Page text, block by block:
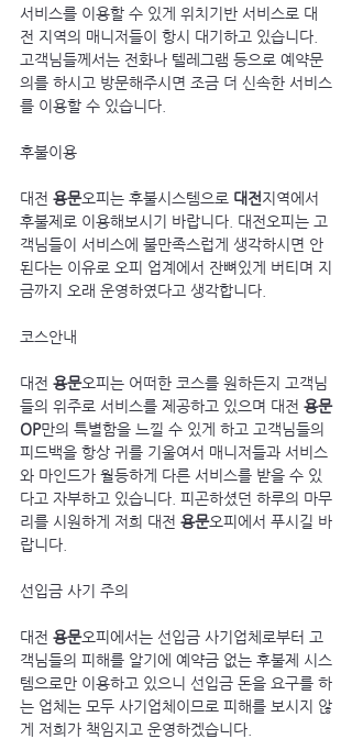
서비스를 이용할 수 있게 위치기반 서비스로 대
전 지역의 매니저들이 항시 대기하고 있습니다.
고객님들께서는 전화나 텔레그램 등으로 예약문
의를 하시고 방문해주시면 조금 더 신속한 서비스
를 이용할 수 있습니다.
후불이용
대전 용문오피는 후불시스템으로 대전지역에서
후불제로 이용해보시기 바랍니다. 대전오피는 고
객님들이 서비스에 불만족스럽게 생각하시면 안
된다는 이유로 오피 업계에서 잔뼈있게 버티며 지
금까지 오래 운영하였다고 생각합니다.
코스안내
대전 용문오피는 어떠한 코스를 원하든지 고객님
들의 위주로 서비스를 제공하고 있으며 대전 용문
OP만의 특별함을 느낄 수 있게 하고 고객님들의
피드백을 항상 귀를 기울여서 매니저들과 서비스
와 마인드가 월등하게 다른 서비스를 받을 수 있
다고 자부하고 있습니다. 피곤하셨던 하루의 마무
리를 시원하게 저희 대전 용문오피에서 푸시길 바
랍니다.
선입금 사기 주의
대전 용문오피에서는 선입금 사기업체로부터 고
객님들의 피해를 알기에 예약금 없는 후불제 시스
템으로만 이용하고 있으니 선입금 돈을 요구를 하
는 업체는 모두 사기업체이므로 피해를 보시지 않
게 저희가 책임지고 운영하겠습니다.